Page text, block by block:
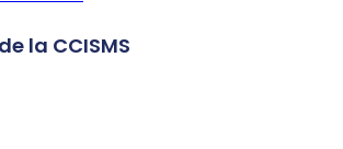
la CCISMS